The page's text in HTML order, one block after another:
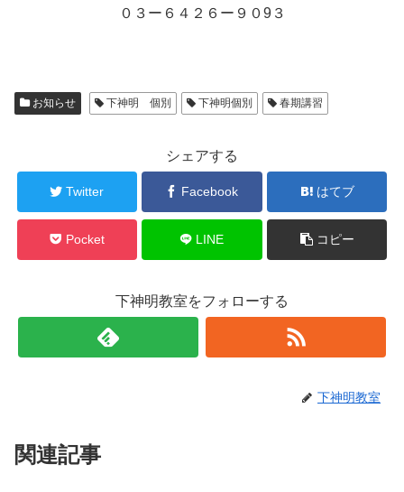
０３ー６４２６ー９０9３
お知らせ 下神明 個別 下神明個別 春期講習
シェアする
Twitter Facebook はてブ
Pocket LINE コピー
下神明教室をフォローする
下神明教室
関連記事